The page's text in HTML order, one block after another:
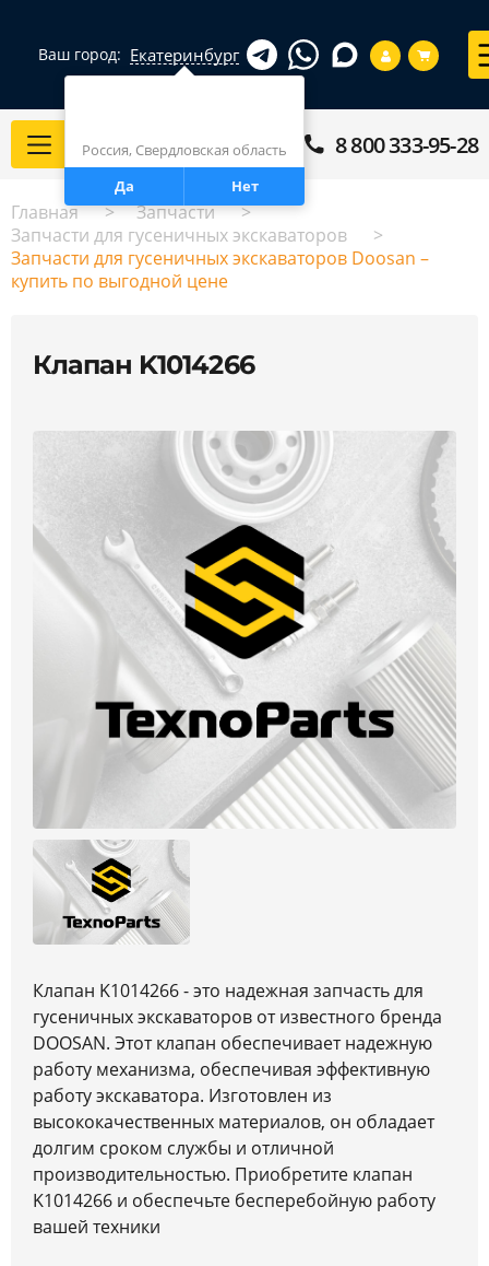
Ваш город: Екатеринбург
Россия, Свердловская область
Да
Нет
Каталог 8 800 333-95-28
Главная
Запчасти
Запчасти для гусеничных экскаваторов
Запчасти для гусеничных экскаваторов Doosan –
купить по выгодной цене
Клапан K1014266
Клапан K1014266 - это надежная запчасть для
гусеничных экскаваторов от известного бренда
DOOSAN. Этот клапан обеспечивает надежную
работу механизма, обеспечивая эффективную
работу экскаватора. Изготовлен из
высококачественных материалов, он обладает
долгим сроком службы и отличной
производительностью. Приобретите клапан
K1014266 и обеспечьте бесперебойную работу
вашей техники